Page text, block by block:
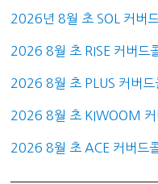
2026년 8월 초 SOL 커버
2026 8월 초 RISE 커버드
2026 8월 초 PLUS 커버드
2026 8월 초 KIWOOM 커
2026 8월 초 ACE 커버드